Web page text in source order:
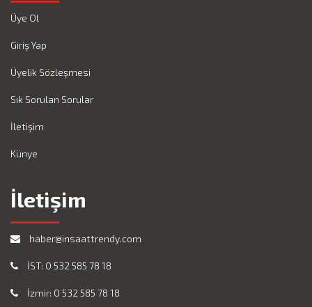
Üye Ol
Giriş Yap
Üyelik Sözleşmesi
Sık Sorulan Sorular
İletişim
Künye
İletişim
haber@insaattrendy.com
İST: 0 532 585 78 18
İzmir: 0 532 585 78 18